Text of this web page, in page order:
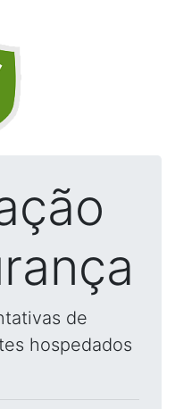
de
hospedados